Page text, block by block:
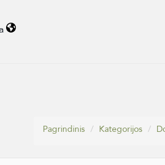
Pagrindinis Kategorijos